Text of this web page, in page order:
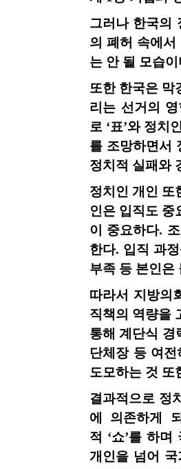
그러나 한국의
의 폐허 속에
는 안 될 모습이
또한 한국은 막
리는 선거의
로 ‘표’와 정치
를 조망하면서
정치적 실패와
정치인 개인 또
인은 입직도 중
이 중요하다.
한다. 입직 과
부족 등 본인은
따라서 지방의
직책의 역량을
통해 계단식 경
단체장 등 여
도모하는 것 또
결과적으로 정
에 의존하게
적 ‘쇼’를 하
개인을 넘어